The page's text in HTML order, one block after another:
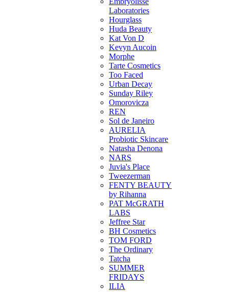
Laboratories
Hourglass
Huda Beauty
Kat Von D
Kevyn Aucoin
Morphe
Tarte Cosmetics
Too Faced
Urban Decay
Sunday Riley
Omorovicza
REN
Sol de Janeiro
AURELIA
Probiotic Skincare
Natasha Denona
NARS
Juvia's Place
Tweezerman
FENTY BEAUTY
by Rihanna
PAT McGRATH
LABS
Jeffree Star
BH Cosmetics
TOM FORD
The Ordinary
Tatcha
SUMMER
FRIDAYS
ILIA